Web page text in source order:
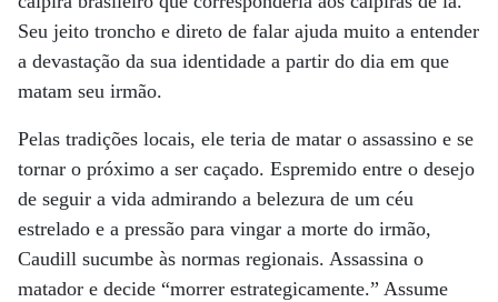
Seu jeito troncho e direto de falar ajuda muito a entender
a devastação da sua identidade a partir do dia em que
matam seu irmão.
Pelas tradições locais, ele teria de matar o assassino e se
tornar o próximo a ser caçado. Espremido entre o desejo
de seguir a vida admirando a belezura de um céu
estrelado e a pressão para vingar a morte do irmão,
Caudill sucumbe às normas regionais. Assassina o
matador e decide “morrer estrategicamente.” Assume